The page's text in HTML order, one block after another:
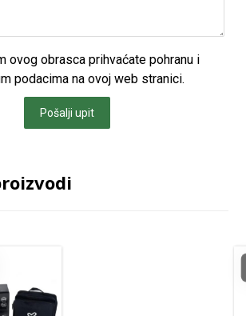
ovog obrasca prihvaćate pohranu i
podacima na ovoj web stranici.
Pošalji upit